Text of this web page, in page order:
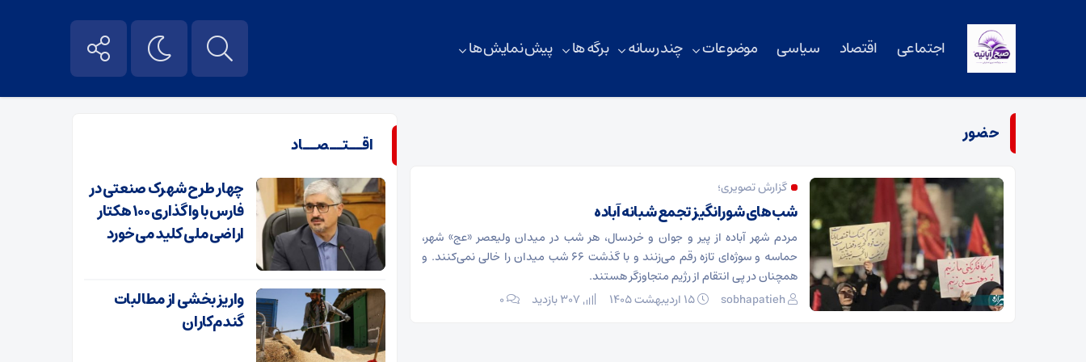
اجتماعی اقتصاد سیاسی موضوعات چند رسانه برگه ها پیش نمایش ها
حضور
گزارش تصویری؛
شب‌های شورانگیز تجمع شبانه آباده
مردم شهر آباده از پیر و جوان و خردسال، هر شب در میدان ولیعصر «عج» شهر،
حماسه و سوژه‌ای تازه رقم می‌زنند و با گذشت ۶۶ شب میدان را خالی نمی‌کنند. و
همچنان در پی انتقام از رژیم متجاوزگر هستند.
sobhapatieh
۰
اقــتــصــاد
چهار طرح شهرک صنعتی در
فارس با واگذاری ۱۰۰ هکتار
اراضی ملی کلید می‌خورد
واریز بخشی از مطالبات
گندم‌کاران